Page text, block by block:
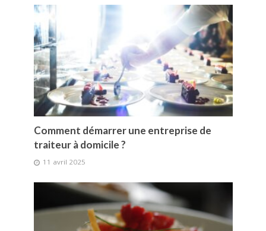
Comment démarrer une entreprise de
traiteur à domicile ?
11 avril 2025